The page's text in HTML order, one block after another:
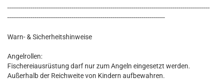
--------------------------------------------------------------------------------------------------------
---------------------------------------------------------------------------------
Warn- & Sicherheitshinweise
Angelrollen:
Fischereiausrüstung darf nur zum Angeln eingesetzt werden.
Außerhalb der Reichweite von Kindern aufbewahren.